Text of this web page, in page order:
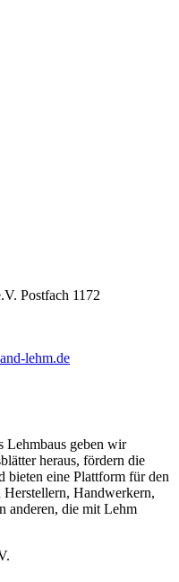
Postfach 1172
lehm.de
Lehmbaus geben wir
heraus, fördern die
bieten eine Plattform für den
Handwerkern,
anderen, die mit Lehm